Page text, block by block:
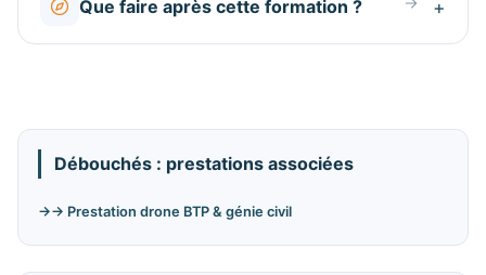
Que faire après cette formation ?
Débouchés : prestations associées
→ Prestation drone BTP & génie civil